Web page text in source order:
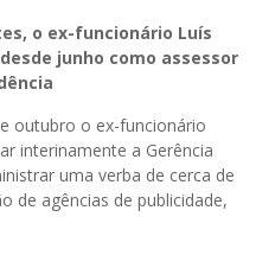
o ex-funcionário Luís
junho como assessor
outubro o ex-funcionário
interinamente a Gerência
uma verba de cerca de
de agências de publicidade,